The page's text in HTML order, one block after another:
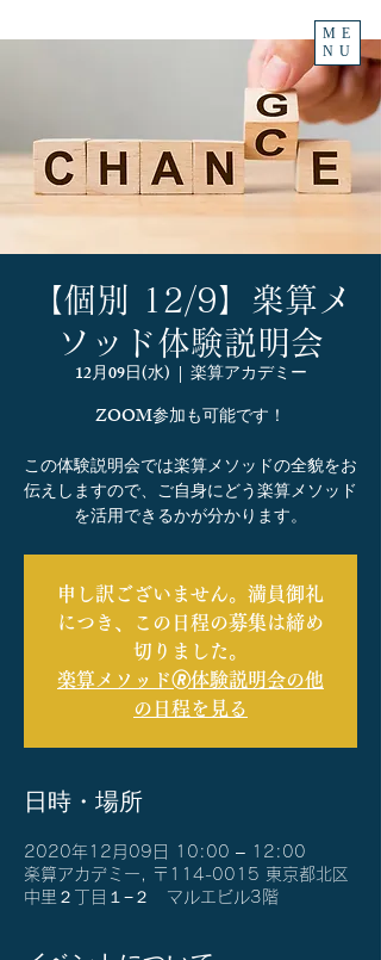
ME
NU
【個別 12/9】楽算メ
ソッド体験説明会
12月09日(水)
  |
楽算アカデミー
ZOOM参加も可能です！
この体験説明会では楽算メソッドの全貌をお
伝えしますので、ご自身にどう楽算メソッド
を活用できるかが分かります。
申し訳ございません。満員御礼
につき、この日程の募集は締め
切りました。
楽算メソッド🄬体験説明会の他
の日程を見る
日時・場所
2020年12月09日 10:00 – 12:00
楽算アカデミー, 〒114-0015 東京都北区
中里２丁目１−２ マルエビル3階